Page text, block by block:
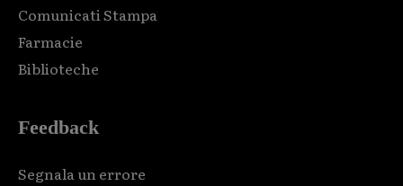
Comunicati Stampa
Farmacie
Biblioteche
Feedback
Segnala un errore